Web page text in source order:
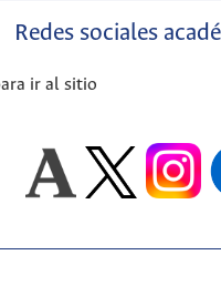
Redes sociales
ir al sitio